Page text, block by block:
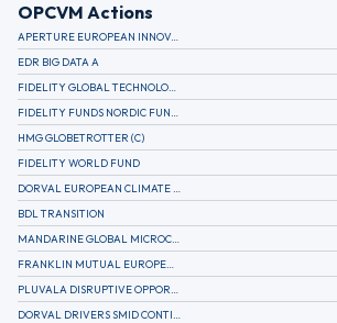
OPCVM Actions
APERTURE EUROPEAN INNOVATION
EDR BIG DATA A
FIDELITY GLOBAL TECHNOLOGY FUND A EUR
FIDELITY FUNDS NORDIC FUND A
HMG GLOBETROTTER (C)
FIDELITY WORLD FUND
DORVAL EUROPEAN CLIMATE INITIATIVE R (C)
BDL TRANSITION
MANDARINE GLOBAL MICROCAP
FRANKLIN MUTUAL EUROPEAN FUND A EUR (C)
PLUVALA DISRUPTIVE OPPORTUNITIES
DORVAL DRIVERS SMID CONTINENTAL EUROPE